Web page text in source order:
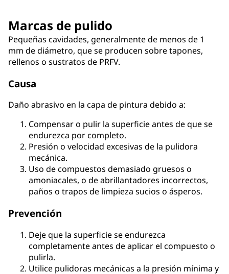
Marcas de pulido
Pequeñas cavidades, generalmente de menos de 1
mm de diámetro, que se producen sobre tapones,
rellenos o sustratos de PRFV.
Causa
Daño abrasivo en la capa de pintura debido a:
Compensar o pulir la superficie antes de que se
endurezca por completo.
Presión o velocidad excesivas de la pulidora
mecánica.
Uso de compuestos demasiado gruesos o
amoniacales, o de abrillantadores incorrectos,
paños o trapos de limpieza sucios o ásperos.
Prevención
Deje que la superficie se endurezca
completamente antes de aplicar el compuesto o
pulirla.
Utilice pulidoras mecánicas a la presión mínima y